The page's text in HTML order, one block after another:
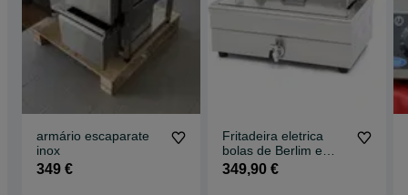
armário escaparate
inox
349 €
Fritadeira eletrica
bolas de Berlim e
donuts com
escorredor
349,90 €